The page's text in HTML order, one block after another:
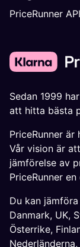
PriceRunner API
Sedan 1999
att hitta bästa
PriceRunner
Vår vision är
jämförelse av
PriceRunner
Du kan
Danmark, UK,
Österrike,
Nederländerna,